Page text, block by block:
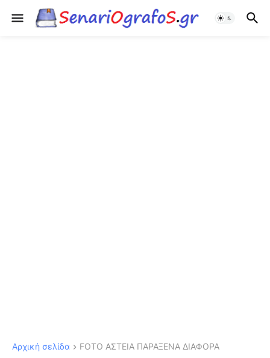
Αρχική σελίδα FOTO ΑΣΤΕΙΑ ΠΑΡΑΞΕΝΑ ΔΙΑΦΟΡΑ